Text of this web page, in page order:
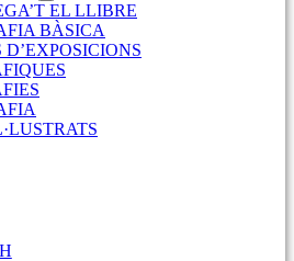
EL LLIBRE
BÀSICA